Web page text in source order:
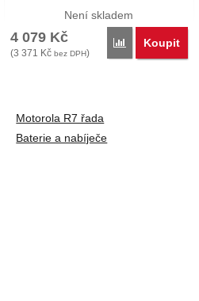
Není skladem
4 079 Kč
(3 371 Kč bez DPH)
Porovnat
Koupit
Motorola R7 řada
Baterie a nabíječe